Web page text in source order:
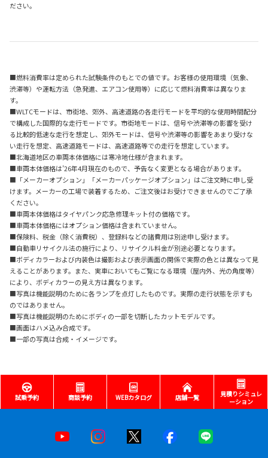
ださい。
■燃料消費率は定められた試験条件のもとでの値です。お客様の使用環境（気象、
渋滞等）や運転方法（急発進、エアコン使用等）に応じて燃料消費率は異なりま
す。
■WLTCモードは、市街地、郊外、高速道路の各走行モードを平均的な使用時間配分
で構成した国際的な走行モードです。市街地モードは、信号や渋滞等の影響を受け
る比較的低速な走行を想定し、郊外モードは、信号や渋滞等の影響をあまり受けな
い走行を想定、高速道路モードは、高速道路等での走行を想定しています。
■北海道地区の車両本体価格には寒冷地仕様が含まれます。
■車両本体価格は’26年4月現在のもので、予告なく変更となる場合があります。
■「メーカーオプション」「メーカーパッケージオプション」はご注文時に申し受
けます。メーカーの工場で装着するため、ご注文後はお受けできませんのでご了承
ください。
■車両本体価格はタイヤパンク応急修理キット付の価格です。
■車両本体価格にはオプション価格は含まれていません。
■保険料、税金（除く消費税）、登録料などの諸費用は別途申し受けます。
■自動車リサイクル法の施行により、リサイクル料金が別途必要となります。
■ボディカラーおよび内装色は撮影および表示画面の関係で実際の色とは異なって見
えることがあります。また、実車においてもご覧になる環境（屋内外、光の角度等）
により、ボディカラーの見え方は異なります。
■写真は機能説明のために各ランプを点灯したものです。実際の走行状態を示すも
のではありません。
■写真は機能説明のためにボディの一部を切断したカットモデルです。
■画面はハメ込み合成です。
■一部の写真は合成・イメージです。
試乗予約 商談予約 WEBカタログ 店舗一覧
見積りシミュレ
ーション